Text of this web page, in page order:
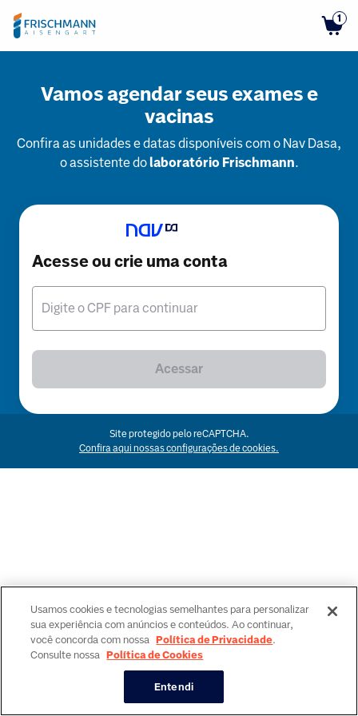
1
Vamos agendar seus exames e
vacinas
Confira as unidades e datas disponíveis com o Nav Dasa,
o assistente dolaboratório Frischmann.
Acesse ou crie uma conta
Digite o CPF para continuar
Acessar
Site protegido pelo reCAPTCHA.
Confira aqui nossas configurações de cookies.
Usamos cookies e tecnologias semelhantes para personalizar
sua experiência com anúncios e conteúdos. Ao continuar,
você concorda com nossa Política de Privacidade.
Consulte nossa Política de Cookies
Entendi